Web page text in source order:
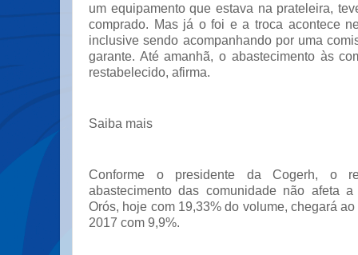
um equipamento que estava na prateleira,
comprado. Mas já o foi e a troca acontece
inclusive sendo acompanhando por uma
garante. Até amanhã, o abastecimento às
restabelecido, afirma.
Saiba mais
Conforme o presidente da Cogerh, o
abastecimento das comunidade não afeta
Orós, hoje com 19,33% do volume, chegará
2017 com 9,9%.